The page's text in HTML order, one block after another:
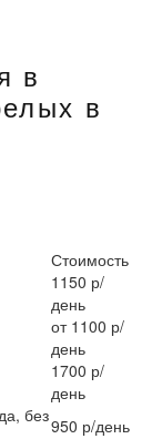
в
в
Стоимость
1150 р/
день
от 1100 р/
день
1700 р/
день
без950 р/день